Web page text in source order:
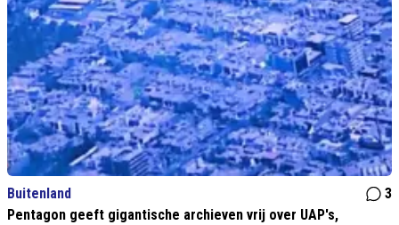
Buitenland
3
Pentagon geeft gigantische archieven vrij over UAP's,